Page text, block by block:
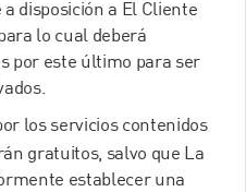
disposición a El Cliente
lo cual deberá
por este último para ser
los servicios contenidos
gratuitos, salvo que La
establecer una